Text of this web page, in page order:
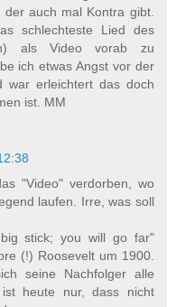
auch mal Kontra gibt.
schlechteste Lied des
als Video vorab zu
ich etwas Angst vor der
war erleichtert das doch
ist. MM
"Video" verdorben, wo
laufen. Irre, was soll
stick; you will go far"
(!) Roosevelt um 1900.
seine Nachfolger alle
heute nur, dass nicht